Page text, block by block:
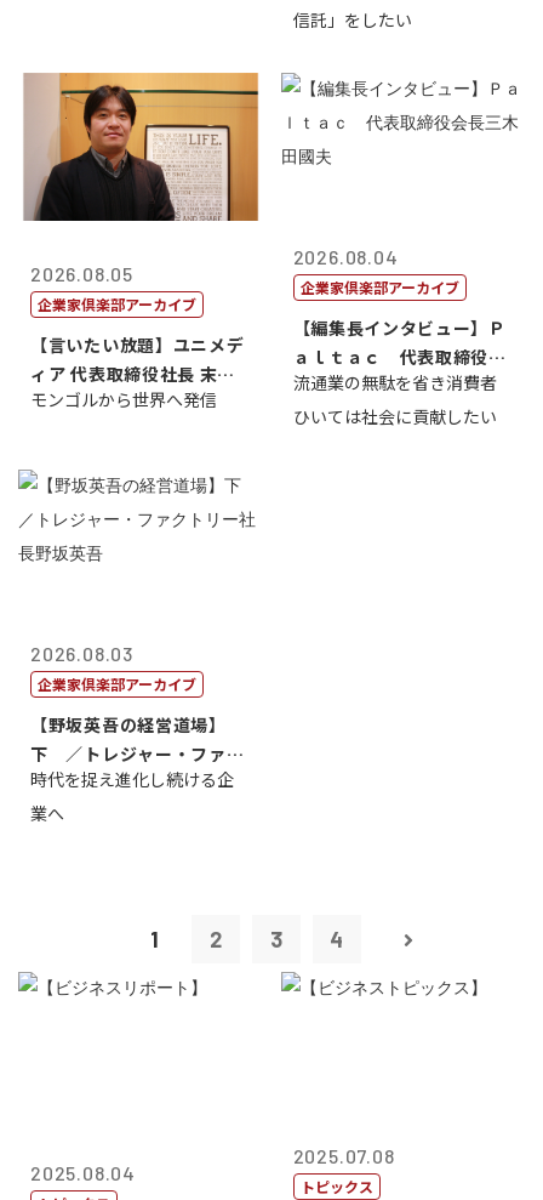
信託」をしたい
2026.08.05
企業家倶楽部アーカイブ
【言いたい放題】ユニメデ
ィア 代表取締役社長 末田
真
モンゴルから世界へ発信
2026.08.04
企業家倶楽部アーカイブ
【編集長インタビュー】Ｐ
ａｌｔａｃ 代表取締役会
長三木田國夫
流通業の無駄を省き消費者
ひいては社会に貢献したい
2026.08.03
企業家倶楽部アーカイブ
【野坂英吾の経営道場】
下 ／トレジャー・ファク
トリー社長野坂...
時代を捉え進化し続ける企
業へ
1 2 3 4
2025.08.04
2025.07.08
トピックス